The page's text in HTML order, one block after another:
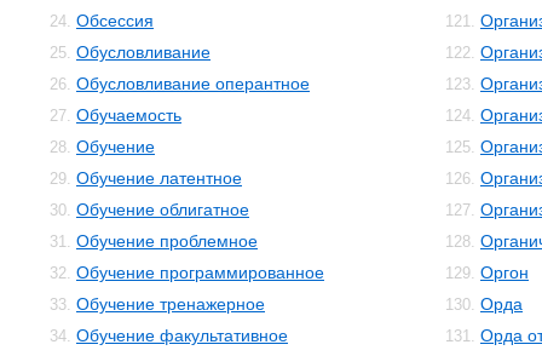
24. Обсессия
25. Обусловливание
26. Обусловливание оперантное
27. Обучаемость
28. Обучение
29. Обучение латентное
30. Обучение облигатное
31. Обучение проблемное
32. Обучение программированное
33. Обучение тренажерное
34. Обучение факультативное
121.
122.
123.
124.
125.
126.
127.
128.
129. Оргон
130. Орда
131. Орда